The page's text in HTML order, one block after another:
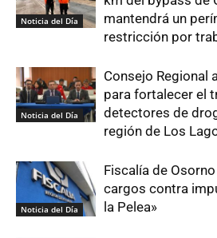
Noticia del Día
mantendrá un
restricción por
Noticia del Día
Consejo Regional
para fortalecer el
detectores de
región de Los
Noticia del Día
Fiscalía de
cargos contra
la Pelea»